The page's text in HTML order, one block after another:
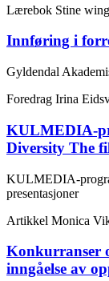
Lærebok Stine
Innføring i
Gyldendal
Foredrag Irina
KULMEDIA-
Diversity The
KULMEDIA-
presentasjoner
Artikkel Monica
Konkurranser
inngåelse av